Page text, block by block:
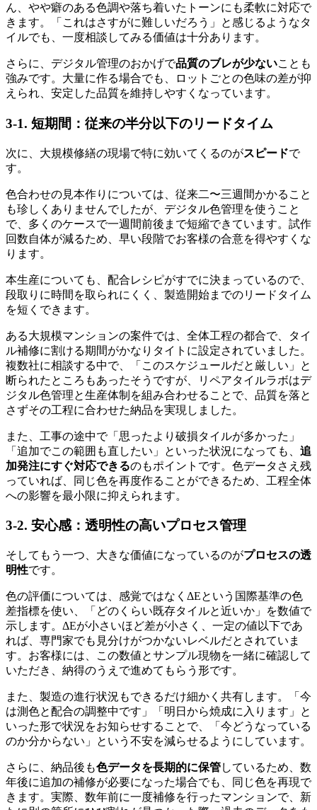
ん、やや癖のある色調や落ち着いたトーンにも柔軟に対応で
きます。「これはさすがに難しいだろう」と感じるようなタ
イルでも、一度相談してみる価値は十分あります。
さらに、デジタル管理のおかげで品質のブレが少ないことも
強みです。大量に作る場合でも、ロットごとの色味の差が抑
えられ、安定した品質を維持しやすくなっています。
3-1. 短期間：従来の半分以下のリードタイム
次に、大規模修繕の現場で特に効いてくるのがスピードで
す。
色合わせの見本作りについては、従来二〜三週間かかること
も珍しくありませんでしたが、デジタル色管理を使うこと
で、多くのケースで一週間前後まで短縮できています。試作
回数自体が減るため、早い段階でお客様の合意を得やすくな
ります。
本生産についても、配合レシピがすでに決まっているので、
段取りに時間を取られにくく、製造開始までのリードタイム
を短くできます。
ある大規模マンションの案件では、全体工程の都合で、タイ
ル補修に割ける期間がかなりタイトに設定されていました。
複数社に相談する中で、「このスケジュールだと厳しい」と
断られたところもあったそうですが、リペアタイルラボはデ
ジタル色管理と生産体制を組み合わせることで、品質を落と
さずその工程に合わせた納品を実現しました。
また、工事の途中で「思ったより破損タイルが多かった」
「追加でこの範囲も直したい」といった状況になっても、 追
加発注にすぐ対応できるのもポイントです。色データさえ残
っていれば、同じ色を再度作ることができるため、工程全体
への影響を最小限に抑えられます。
3-2. 安心感：透明性の高いプロセス管理
そしてもう一つ、大きな価値になっているのがプロセスの透
明性です。
色の評価については、感覚ではなくΔEという国際基準の色
差指標を使い、「どのくらい既存タイルと近いか」を数値で
示します。ΔEが小さいほど差が小さく、一定の値以下であ
れば、専門家でも見分けがつかないレベルだとされていま
す。お客様には、この数値とサンプル現物を一緒に確認して
いただき、納得のうえで進めてもらう形です。
また、製造の進行状況もできるだけ細かく共有します。「今
は測色と配合の調整中です」「明日から焼成に入ります」と
いった形で状況をお知らせすることで、「今どうなっている
のか分からない」という不安を減らせるようにしています。
さらに、納品後も色データを長期的に保管しているため、数
年後に追加の補修が必要になった場合でも、同じ色を再現で
きます。実際、数年前に一度補修を行ったマンションで、新